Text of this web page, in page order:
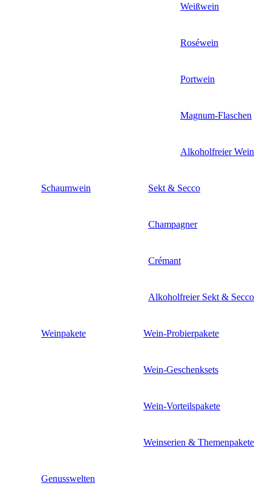
Weißwein
Roséwein
Portwein
Magnum-Flaschen
Alkoholfreier Wein
Schaumwein Sekt & Secco
Champagner
Crémant
Alkoholfreier Sekt & Secco
Weinpakete Wein-Probierpakete
Wein-Geschenksets
Wein-Vorteilspakete
Weinserien & Themenpakete
Genusswelten